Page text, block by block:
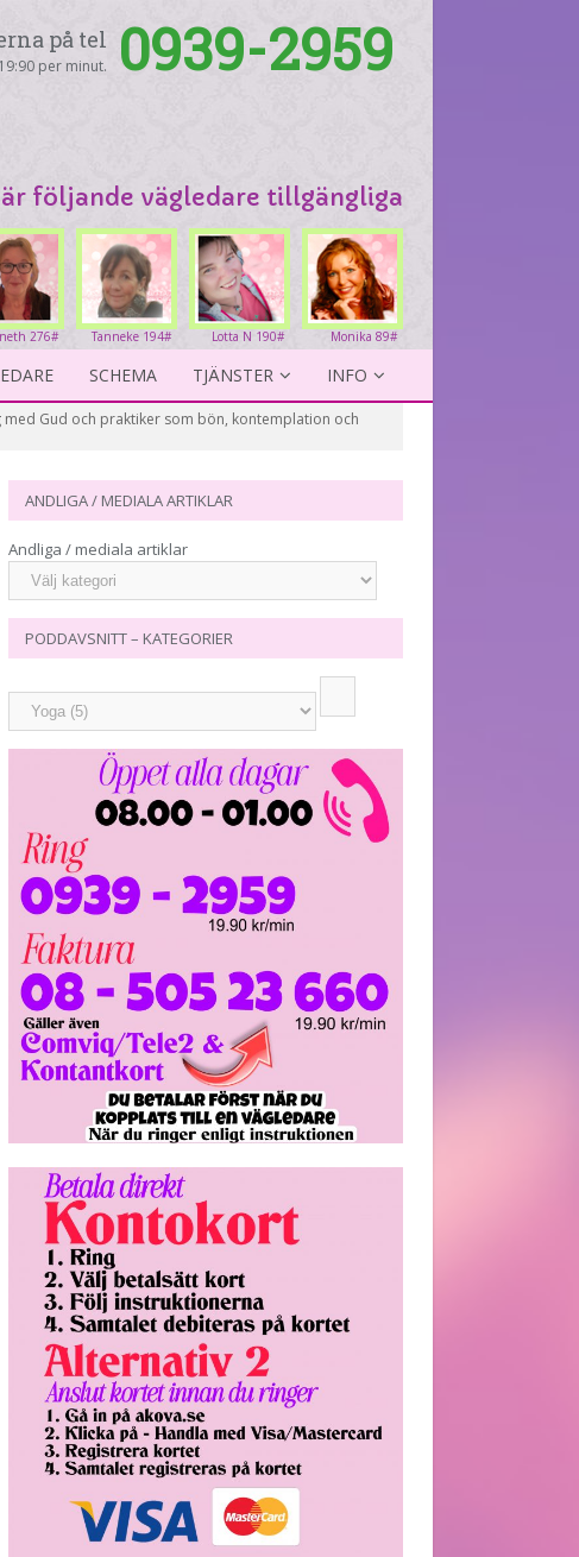
på tel
per minut. 0939-2959
är följande vägledare tillgängliga
Monika 89#
Lotta N 190#
Tanneke 194#
276#
SCHEMA TJÄNSTER INFO
Gud och praktiker som bön, kontemplation och
ANDLIGA / MEDIALA ARTIKLAR
Andliga / mediala artiklar
PODDAVSNITT – KATEGORIER